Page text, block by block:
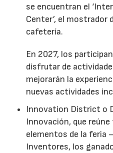
se encuentran el
Center’, el mostrador
cafetería.
En 2027, los
disfrutar de
mejorarán la
nuevas actividades
Innovation District o
Innovación, que
elementos de la feria
Inventores, los